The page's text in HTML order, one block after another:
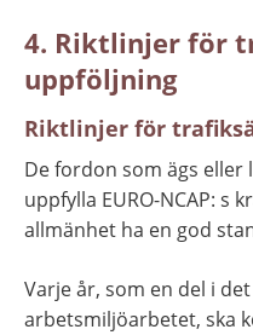
4. Riktlinjer för
uppföljning
Riktlinjer för
De fordon som ägs eller
uppfylla EURO-NCAP: s
allmänhet ha en god
Varje år, som en del i
arbetsmiljöarbetet, ska